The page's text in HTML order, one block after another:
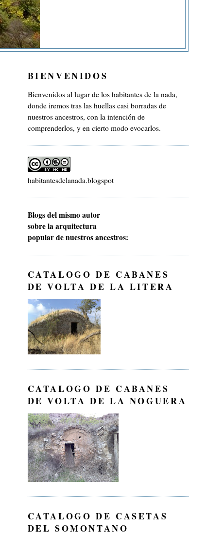
BIENVENIDOS
Bienvenidos al lugar de los habitantes de la nada,
donde iremos tras las huellas casi borradas de
nuestros ancestros, con la intención de
comprenderlos, y en cierto modo evocarlos.
habitantesdelanada.blogspot
Blogs del mismo autor
sobre la arquitectura
popular de nuestros ancestros:
CATALOGO DE CABANES
DE VOLTA DE LA LITERA
CATALOGO DE CABANES
DE VOLTA DE LA NOGUERA
CATALOGO DE CASETAS
DEL SOMONTANO